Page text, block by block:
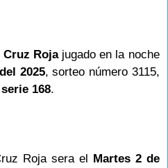
Cruz Rojajugado en la noche
2025, sorteo número 3115,
168.
Roja sera el Martes 2 de